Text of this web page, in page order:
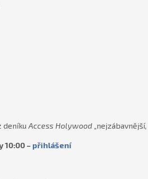
deníku Access Holywood
10:00 – přihlášení